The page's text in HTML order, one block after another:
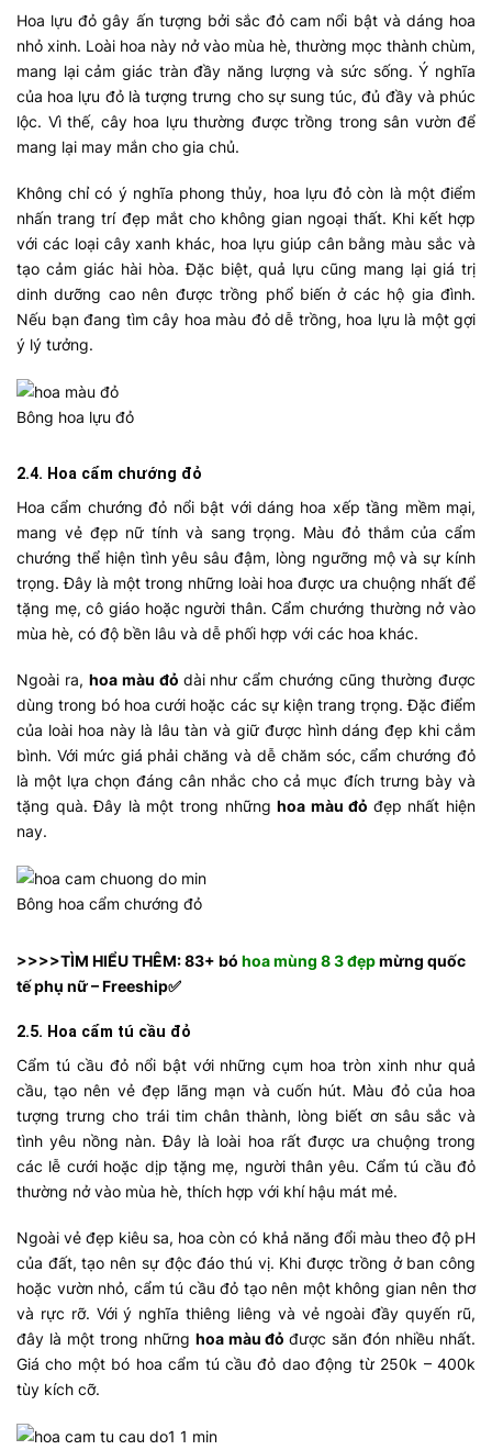
Hoa lựu đỏ gây ấn tượng bởi sắc đỏ cam nổi bật và dáng hoa
nhỏ xinh. Loài hoa này nở vào mùa hè, thường mọc thành chùm,
mang lại cảm giác tràn đầy năng lượng và sức sống. Ý nghĩa
của hoa lựu đỏ là tượng trưng cho sự sung túc, đủ đầy và phúc
lộc. Vì thế, cây hoa lựu thường được trồng trong sân vườn để
mang lại may mắn cho gia chủ.
Không chỉ có ý nghĩa phong thủy, hoa lựu đỏ còn là một điểm
nhấn trang trí đẹp mắt cho không gian ngoại thất. Khi kết hợp
với các loại cây xanh khác, hoa lựu giúp cân bằng màu sắc và
tạo cảm giác hài hòa. Đặc biệt, quả lựu cũng mang lại giá trị
dinh dưỡng cao nên được trồng phổ biến ở các hộ gia đình.
Nếu bạn đang tìm cây hoa màu đỏdễ trồng, hoa lựu là một gợi
ý lý tưởng.
Bông hoa lựu đỏ
2.4. Hoa cẩm chướng đỏ
Hoa cẩm chướng đỏ nổi bật với dáng hoa xếp tầng mềm mại,
mang vẻ đẹp nữ tính và sang trọng. Màu đỏ thắm của cẩm
chướng thể hiện tình yêu sâu đậm, lòng ngưỡng mộ và sự kính
trọng. Đây là một trong những loài hoa được ưa chuộng nhất để
tặng mẹ, cô giáo hoặc người thân. Cẩm chướng thường nở vào
mùa hè, có độ bền lâu và dễ phối hợp với các hoa khác.
Ngoài ra, hoa màu đỏ dàinhư cẩm chướng cũng thường được
dùng trong bó hoa cưới hoặc các sự kiện trang trọng. Đặc điểm
của loài hoa này là lâu tàn và giữ được hình dáng đẹp khi cắm
bình. Với mức giá phải chăng và dễ chăm sóc, cẩm chướng đỏ
là một lựa chọn đáng cân nhắc cho cả mục đích trưng bày và
tặng quà. Đây là một trong nhữnghoa màu đỏ đẹp nhất hiện
nay.
Bông hoa cẩm chướng đỏ
>>>>TÌM HIỂU THÊM: 83+ bó hoa mùng 8 3 đẹpmừng quốc
tế phụ nữ – Freeship✅
2.5. Hoa cẩm tú cầu đỏ
Cẩm tú cầu đỏ nổi bật với những cụm hoa tròn xinh như quả
cầu, tạo nên vẻ đẹp lãng mạn và cuốn hút. Màu đỏ của hoa
tượng trưng cho trái tim chân thành, lòng biết ơn sâu sắc và
tình yêu nồng nàn. Đây là loài hoa rất được ưa chuộng trong
các lễ cưới hoặc dịp tặng mẹ, người thân yêu. Cẩm tú cầu đỏ
thường nở vào mùa hè, thích hợp với khí hậu mát mẻ.
Ngoài vẻ đẹp kiêu sa, hoa còn có khả năng đổi màu theo độ pH
của đất, tạo nên sự độc đáo thú vị. Khi được trồng ở ban công
hoặc vườn nhỏ, cẩm tú cầu đỏ tạo nên một không gian nên thơ
và rực rỡ. Với ý nghĩa thiêng liêng và vẻ ngoài đầy quyến rũ,
đây là một trong những hoa màu đỏđược săn đón nhiều nhất.
Giá cho một bó hoa cẩm tú cầu đỏ dao động từ 250k – 400k
tùy kích cỡ.